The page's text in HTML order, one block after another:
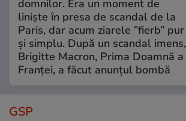
domnilor. Era un moment de
liniște în presa de scandal de la
Paris, dar acum ziarele ”fierb” pur
și simplu. După un scandal imens,
Brigitte Macron, Prima Doamnă a
Franței, a făcut anunțul bombă
GSP